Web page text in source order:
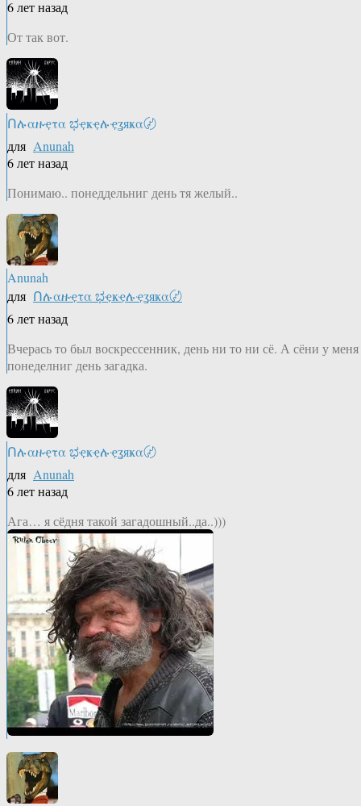
6 лет назад
От так вот.
Ոሉαዙҿτα ಭҿҝҿሉҿʓяҝα〄
для Anunah
6 лет назад
Понимаю.. понеддельниг день тя желый..
Anunah
для Ոሉαዙҿτα ಭҿҝҿሉҿʓяҝα〄
6 лет назад
Вчерась то был воскрессенник, день ни то ни сё. А сёни у меня
понеделниг день загадка.
Ոሉαዙҿτα ಭҿҝҿሉҿʓяҝα〄
для Anunah
6 лет назад
Ага… я сёдня такой загадошный..да..)))